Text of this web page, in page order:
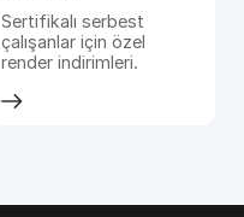
Sertifikalı serbest
çalışanlar için özel
render indirimleri.